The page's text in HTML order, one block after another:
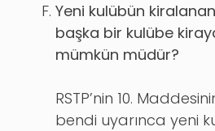
Yeni kulübün
başka bir kulübe
mümkün müdür?
RSTP’nin 10.
bendi uyarınca yeni